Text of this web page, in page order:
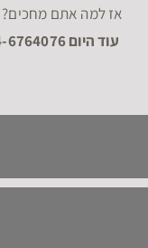
אז למה אתם מחכים?
עוד היום 04-6764076